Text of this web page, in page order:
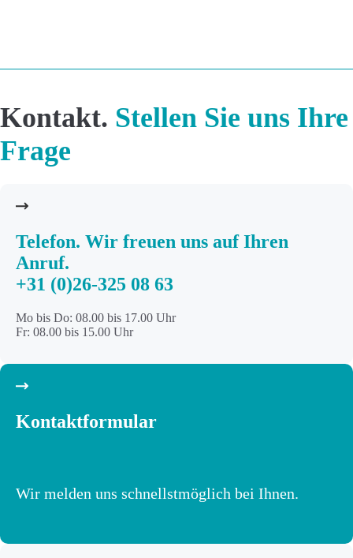
Kontakt. Stellen Sie uns Ihre
Frage
Telefon. Wir freuen uns auf Ihren
Anruf.
+31 (0)26-325 08 63
Mo bis Do: 08.00 bis 17.00 Uhr
Fr: 08.00 bis 15.00 Uhr
Kontaktformular
Wir melden uns schnellstmöglich bei Ihnen.